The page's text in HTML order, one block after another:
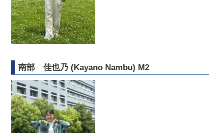
南部 佳也乃 (Kayano Nambu) M2